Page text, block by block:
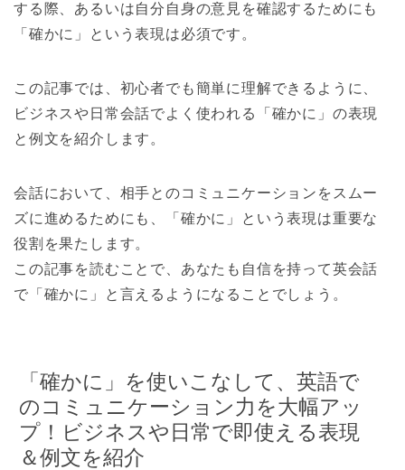
する際、あるいは自分自身の意見を確認するためにも
「確かに」という表現は必須です。
この記事では、初心者でも簡単に理解できるように、
ビジネスや日常会話でよく使われる「確かに」の表現
と例文を紹介します。
会話において、相手とのコミュニケーションをスムー
ズに進めるためにも、「確かに」という表現は重要な
役割を果たします。
この記事を読むことで、あなたも自信を持って英会話
で「確かに」と言えるようになることでしょう。
「確かに」を使いこなして、英語で
のコミュニケーション力を大幅アッ
プ！ビジネスや日常で即使える表現
＆例文を紹介